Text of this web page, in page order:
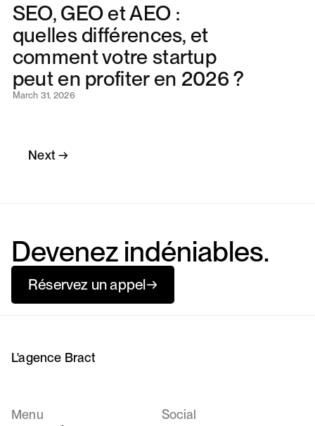
SEO, GEO et AEO :
quelles différences, et
comment votre startup
peut en profiter en 2026 ?
March 31, 2026
Next →
Devenez indéniables.
Réservez un appel→
L'agence Bract
Menu
Social